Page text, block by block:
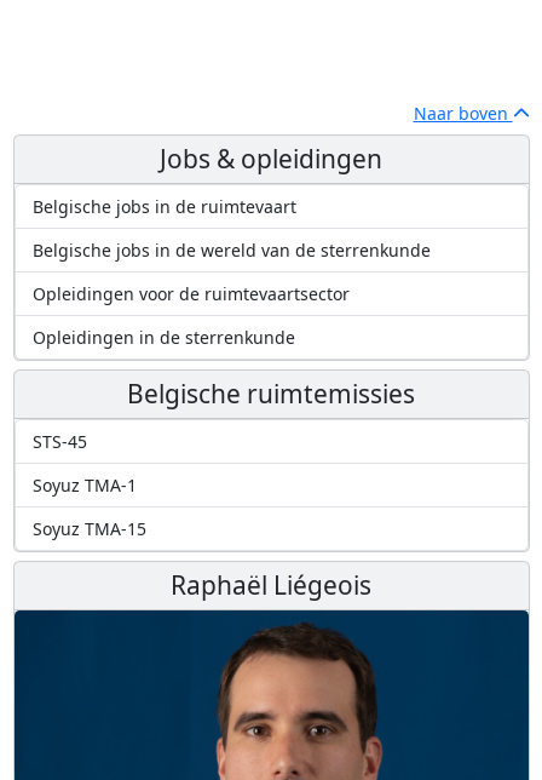
Naar boven
Jobs & opleidingen
Belgische jobs in de ruimtevaart
Belgische jobs in de wereld van de sterrenkunde
Opleidingen voor de ruimtevaartsector
Opleidingen in de sterrenkunde
Belgische ruimtemissies
STS-45
Soyuz TMA-1
Soyuz TMA-15
Raphaël Liégeois